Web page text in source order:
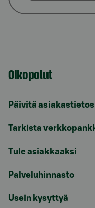
Oikopolut
Päivitä
Tarkista
Tule asiakkaaksi
Palveluhinnasto
Usein kysyttyä